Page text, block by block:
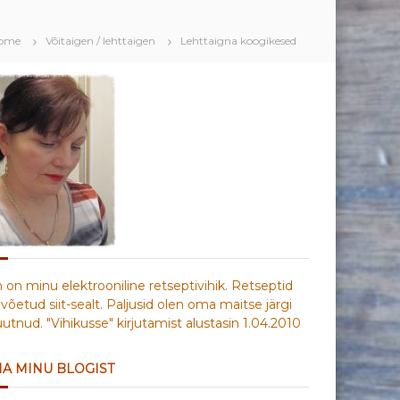
Võitaigen / lehttaigen Lehttaigna koogikesed
on minu elektrooniline retseptivihik. Retseptid
siit-sealt. Paljusid olen oma maitse järgi
"Vihikusse" kirjutamist alustasin 1.04.2010
MINU BLOGIST